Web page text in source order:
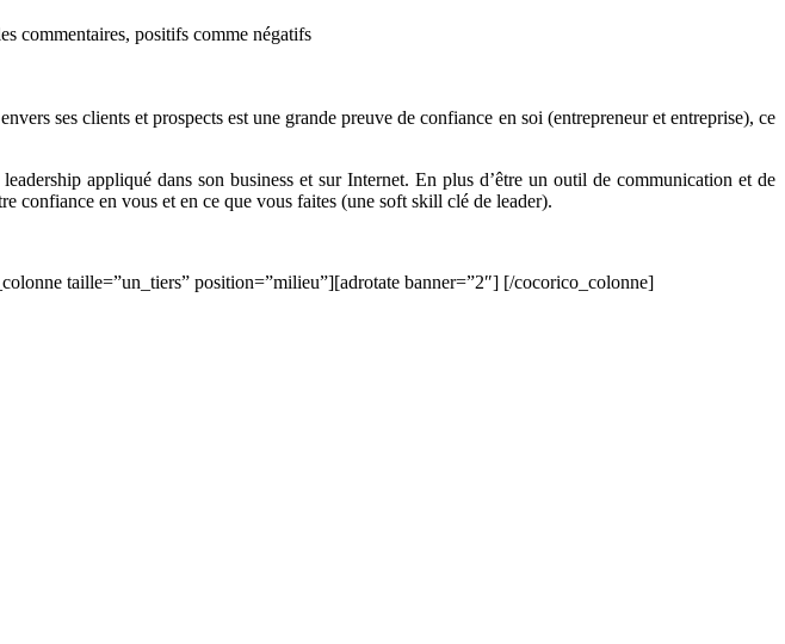
commentaires, positifs comme négatifs
ses clients et prospects est une grande preuve de confiance en soi (entrepreneur et entreprise), ce
appliqué dans son business et sur Internet. En plus d’être un outil de communication et de
confiance en vous et en ce que vous faites (une soft skill clé de leader).
taille=”un_tiers” position=”milieu”][adrotate banner=”2″] [/cocorico_colonne]